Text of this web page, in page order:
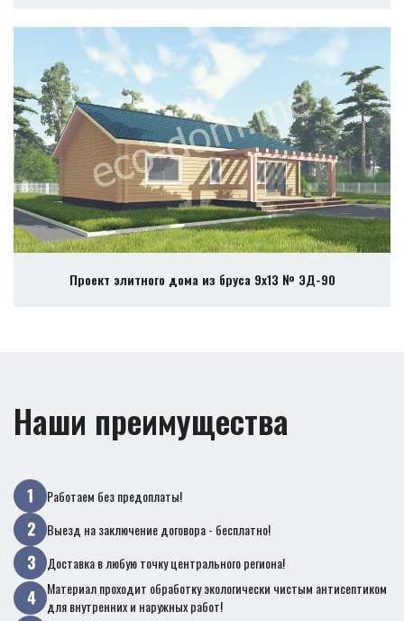
Проект элитного дома из бруса 9х13 № ЭД-90
Наши преимущества
Работаем без предоплаты!
Выезд на заключение договора - бесплатно!
Доставка в любую точку центрального региона!
Материал проходит обработку экологически чистым антисептиком
для внутренних и наружных работ!